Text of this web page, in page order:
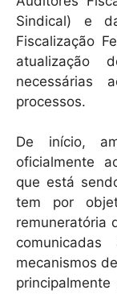
p
p
Sindical) e
Fiscalização
atualização
necessárias
processos.
De início,
oficialmente
que está
tem por
remuneratória
mecanismos